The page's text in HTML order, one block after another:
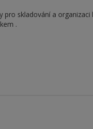
pro skladování a
.